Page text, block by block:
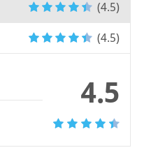
(4.5)
(4.5)
4.5